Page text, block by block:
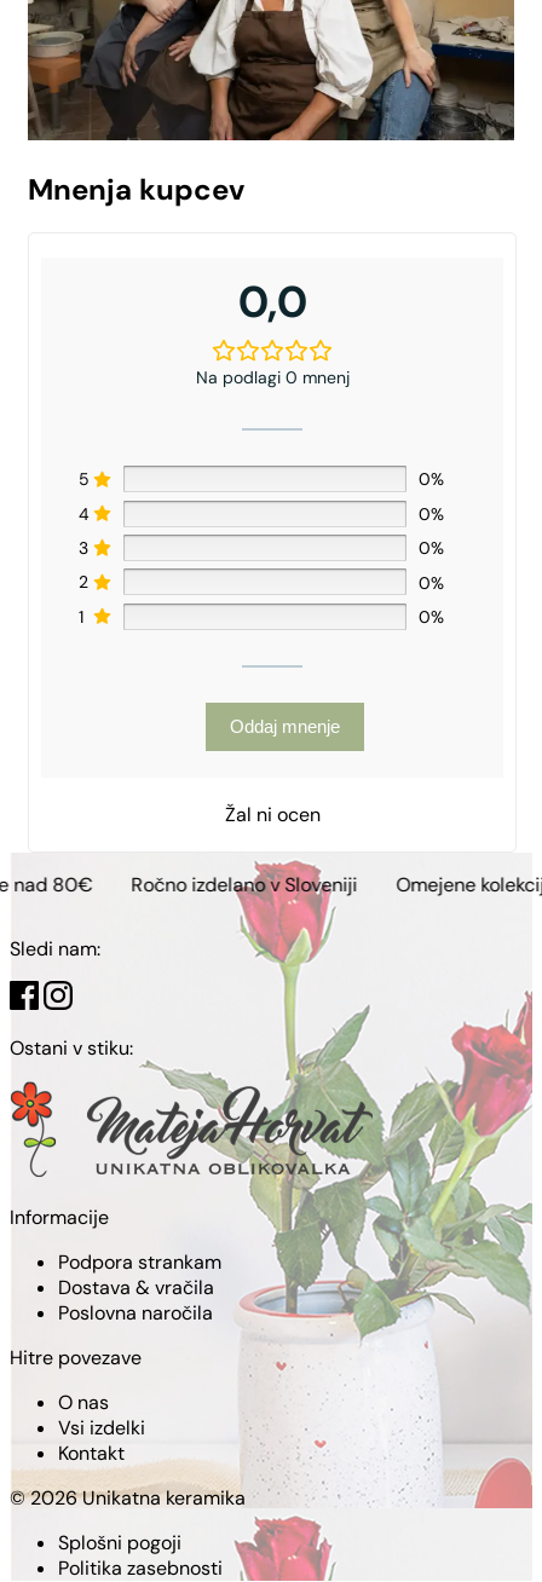
Mnenja kupcev
0,0
Na podlagi 0 mnenj
5
0%
4
0%
3
0%
2
0%
1
0%
Oddaj mnenje
Žal ni ocen
Ročno izdelano v Sloveniji Omejene kolekcije
Sledi nam:
Ostani v stiku:
Informacije
Podpora strankam
Dostava & vračila
Poslovna naročila
Hitre povezave
O nas
Vsi izdelki
Kontakt
© 2026 Unikatna keramika
Splošni pogoji
Politika zasebnosti